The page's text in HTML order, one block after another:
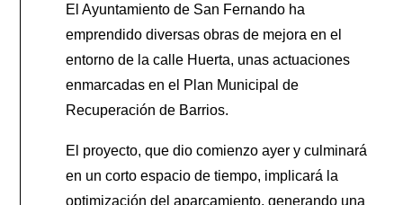
El Ayuntamiento de San Fernando ha
emprendido diversas obras de mejora en el
entorno de la calle Huerta, unas actuaciones
enmarcadas en el Plan Municipal de
Recuperación de Barrios.
El proyecto, que dio comienzo ayer y culminará
en un corto espacio de tiempo, implicará la
optimización del aparcamiento, generando una